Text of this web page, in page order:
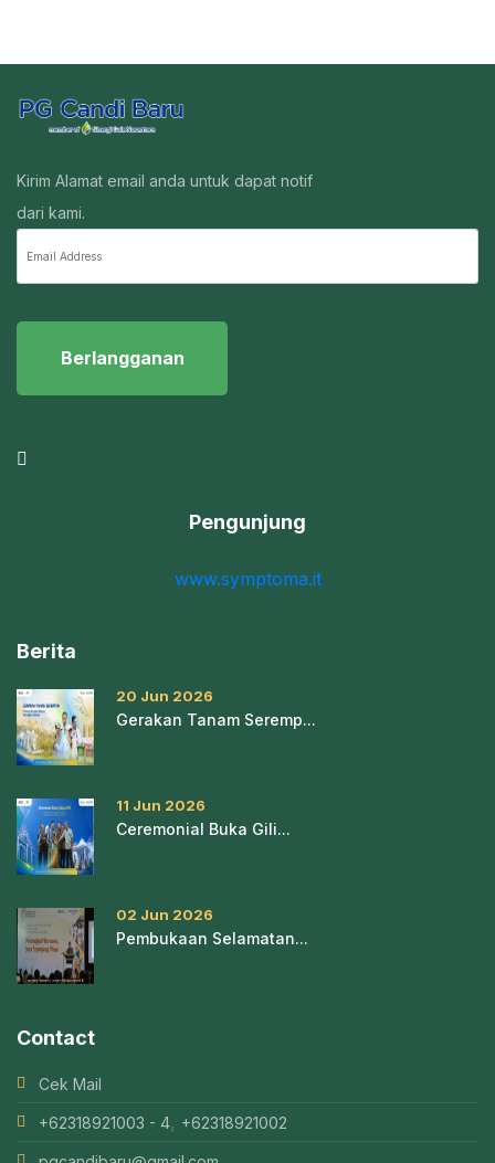
Kirim Alamat email anda untuk dapat notif
dari kami.
Berlangganan
Pengunjung
www.symptoma.it
Berita
20 Jun 2026
Gerakan Tanam Seremp...
11 Jun 2026
Ceremonial Buka Gili...
02 Jun 2026
Pembukaan Selamatan...
Contact
Cek Mail
+62318921003 - 4, +62318921002